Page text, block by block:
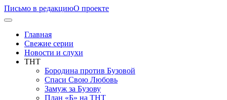
Письмо в редакциюО проекте
Главная
Свежие серии
Новости и слухи
ТНТ
Бородина против Бузовой
Спаси Свою Любовь
Замуж за Бузову
План «Б» на ТНТ